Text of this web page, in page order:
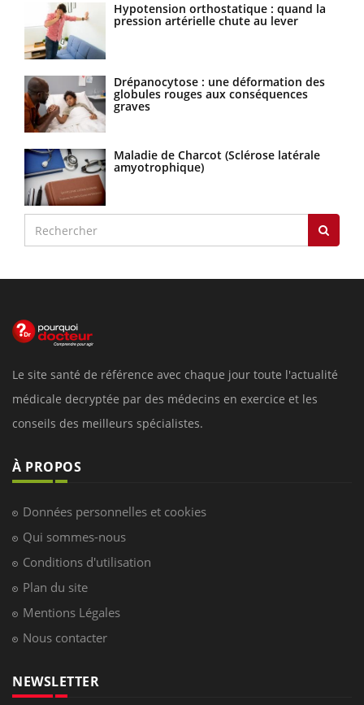
Hypotension orthostatique : quand la
pression artérielle chute au lever
Drépanocytose : une déformation des
globules rouges aux conséquences
graves
Maladie de Charcot (Sclérose latérale
amyotrophique)
Le site santé de référence avec chaque jour toute l'actualité
médicale decryptée par des médecins en exercice et les
conseils des meilleurs spécialistes.
À PROPOS
Données personnelles et cookies
Qui sommes-nous
Conditions d'utilisation
Plan du site
Mentions Légales
Nous contacter
NEWSLETTER